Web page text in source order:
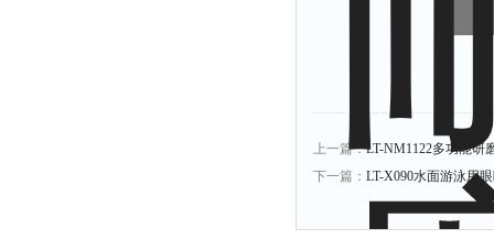
上一篇：LT-NM1122多功能研
下一篇： LT-X090水面游泳用